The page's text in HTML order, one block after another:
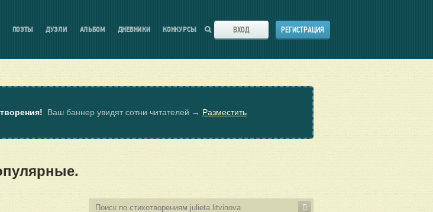
ПОЭТЫ ДУЭЛИ АЛЬБОМ ДНЕВНИКИ КОНКУРСЫ ВХОД РЕГИСТРАЦИЯ
Ваш баннер увидят сотни читателей → Разместить